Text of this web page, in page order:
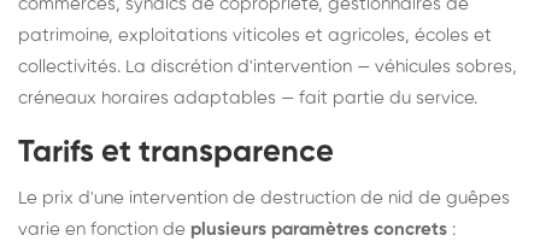
commerces, syndics de copropriété, gestionnaires de
patrimoine, exploitations viticoles et agricoles, écoles et
collectivités. La discrétion d'intervention — véhicules sobres,
créneaux horaires adaptables — fait partie du service.
Tarifs et transparence
Le prix d'une intervention de destruction de nid de guêpes
varie en fonction de plusieurs paramètres concrets :